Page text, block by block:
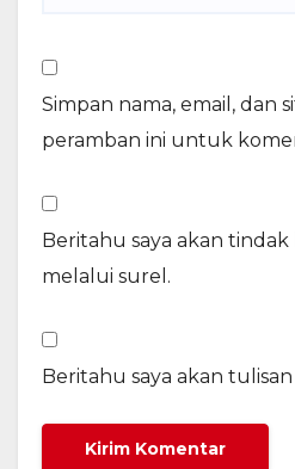
Simpan nama, email, dan
peramban ini untuk
Beritahu saya akan
melalui surel.
Beritahu saya akan